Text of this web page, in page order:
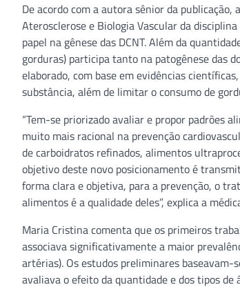
De acordo com a autora sênior da
Aterosclerose e Biologia Vascular da
papel na gênese das DCNT. Além da
gorduras) participa tanto na patogênese das
elaborado, com base em evidências
substância, além de limitar o consumo de
“Tem-se priorizado avaliar e propor padrões
muito mais racional na prevenção
de carboidratos refinados, alimentos
objetivo deste novo posicionamento é
forma clara e objetiva, para a prevenção, o
alimentos é a qualidade deles”, explica a
Maria Cristina comenta que os primeiros
associava significativamente a maior
artérias). Os estudos preliminares
avaliava o efeito da quantidade e dos tipos de